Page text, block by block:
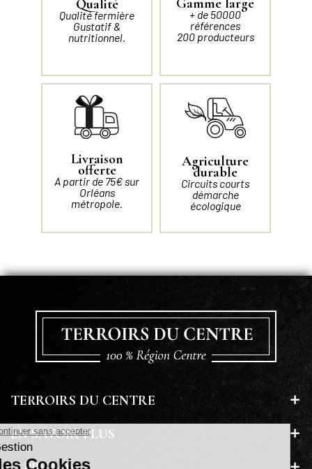
Qualité
Qualité fermière
Gustatif &
nutritionnel.
Gamme large
+ de 50000
références
200 producteurs
Livraison
offerte
A partir de 75€ sur
Orléans
métropole.
Agriculture
durable
Circuits courts
démarche
écologique
TERROIRS DU CENTRE
EN SAVOIR PLUS